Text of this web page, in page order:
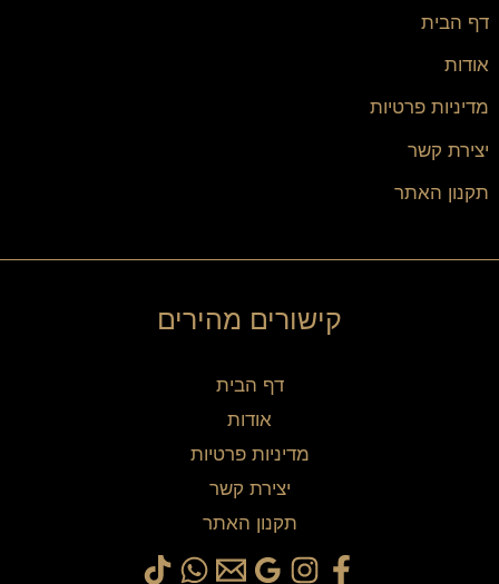
דף הבית
אודות
מדיניות פרטיות
יצירת קשר
תקנון האתר
קישורים מהירים
דף הבית
אודות
מדיניות פרטיות
יצירת קשר
תקנון האתר